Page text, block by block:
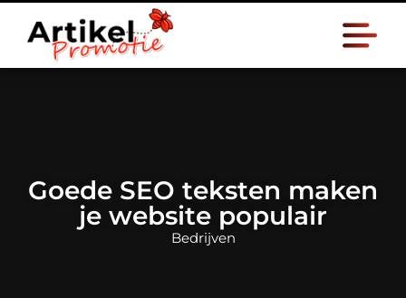
Goede SEO teksten maken
je website populair
Bedrijven